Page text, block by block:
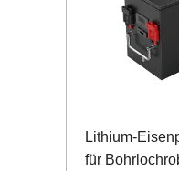
Lithium-
für